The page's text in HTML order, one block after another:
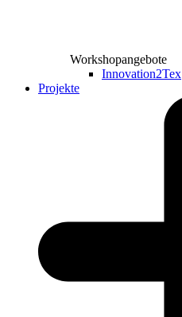
Workshopangebote
Innovation2Tex
Projekte